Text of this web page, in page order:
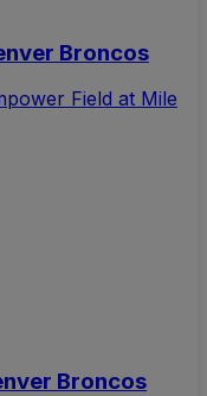
Broncos
Field at Mile
Broncos